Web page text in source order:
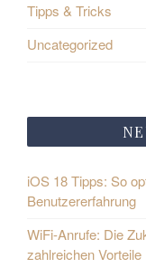
Tipps & Tricks
Uncategorized
iOS 18 Tipps: So
Benutzererfahrung
WiFi-Anrufe: Die
zahlreichen Vorteile